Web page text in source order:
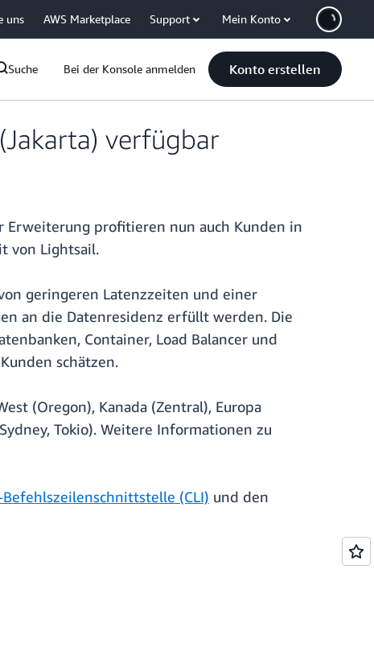
uns AWS Marketplace Support Mein Konto
Suche Bei der Konsole anmelden Konto erstellen
verfügbar
Erweiterung profitieren nun auch Kunden in
von Lightsail.
geringeren Latenzzeiten und einer
an die Datenresidenz erfüllt werden. Die
Container, Load Balancer und
schätzen.
(Oregon), Kanada (Zentral), Europa
Tokio). Weitere Informationen zu
Befehlszeilenschnittstelle (CLI) und den